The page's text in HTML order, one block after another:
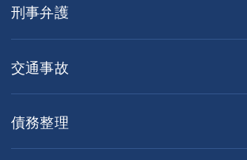
刑事弁護
交通事故
債務整理